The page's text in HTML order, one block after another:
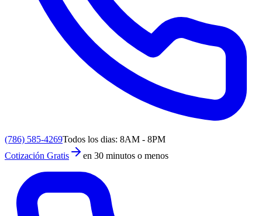
(786) 585-4269Todos los dias: 8AM - 8PM
Cotización Gratis
en 30 minutos o menos